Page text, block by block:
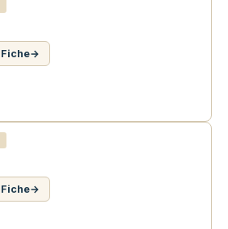
Fiche→
Fiche→